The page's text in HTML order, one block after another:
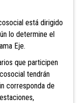
está dirigido
lo determine el
Eje.
que participen
tendrán
corresponda de